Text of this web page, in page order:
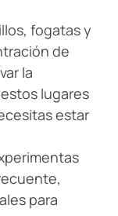
fogatas y
de
la
lugares
estar
para